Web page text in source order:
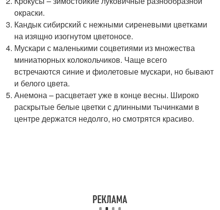
окраски.
Кандык сибирский с нежными сиреневыми цветками
на изящно изогнутом цветоносе.
Мускари с маленькими соцветиями из множества
миниатюрных колокольчиков. Чаще всего
встречаются синие и фиолетовые мускари, но бывают
и белого цвета.
Анемона – расцветает уже в конце весны. Широко
раскрытые белые цветки с длинными тычинками в
центре держатся недолго, но смотрятся красиво.